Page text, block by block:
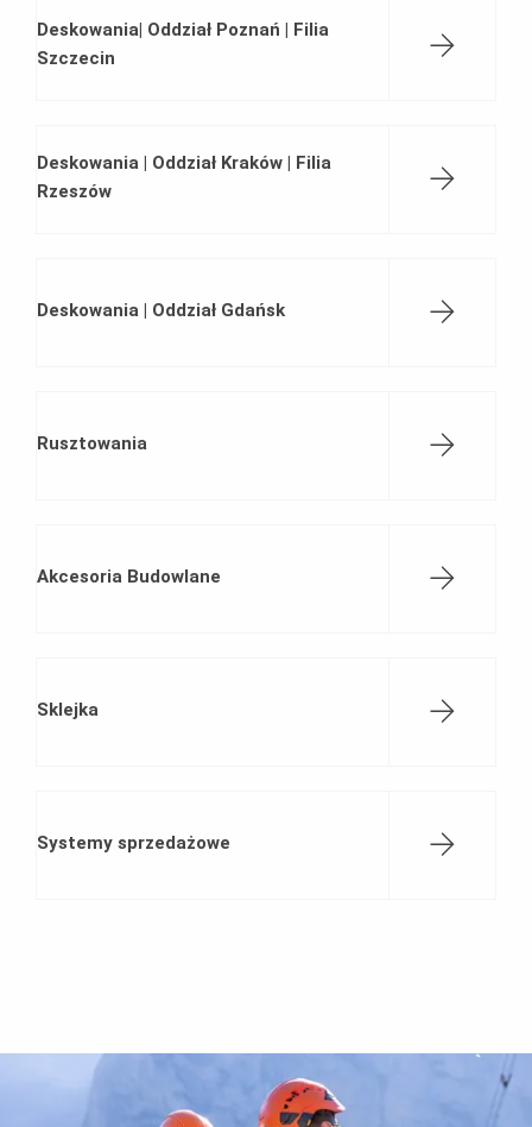
Deskowania| Oddział Poznań | Filia
Szczecin
Deskowania | Oddział Kraków | Filia
Rzeszów
Deskowania | Oddział Gdańsk
Rusztowania
Akcesoria Budowlane
Sklejka
Systemy sprzedażowe